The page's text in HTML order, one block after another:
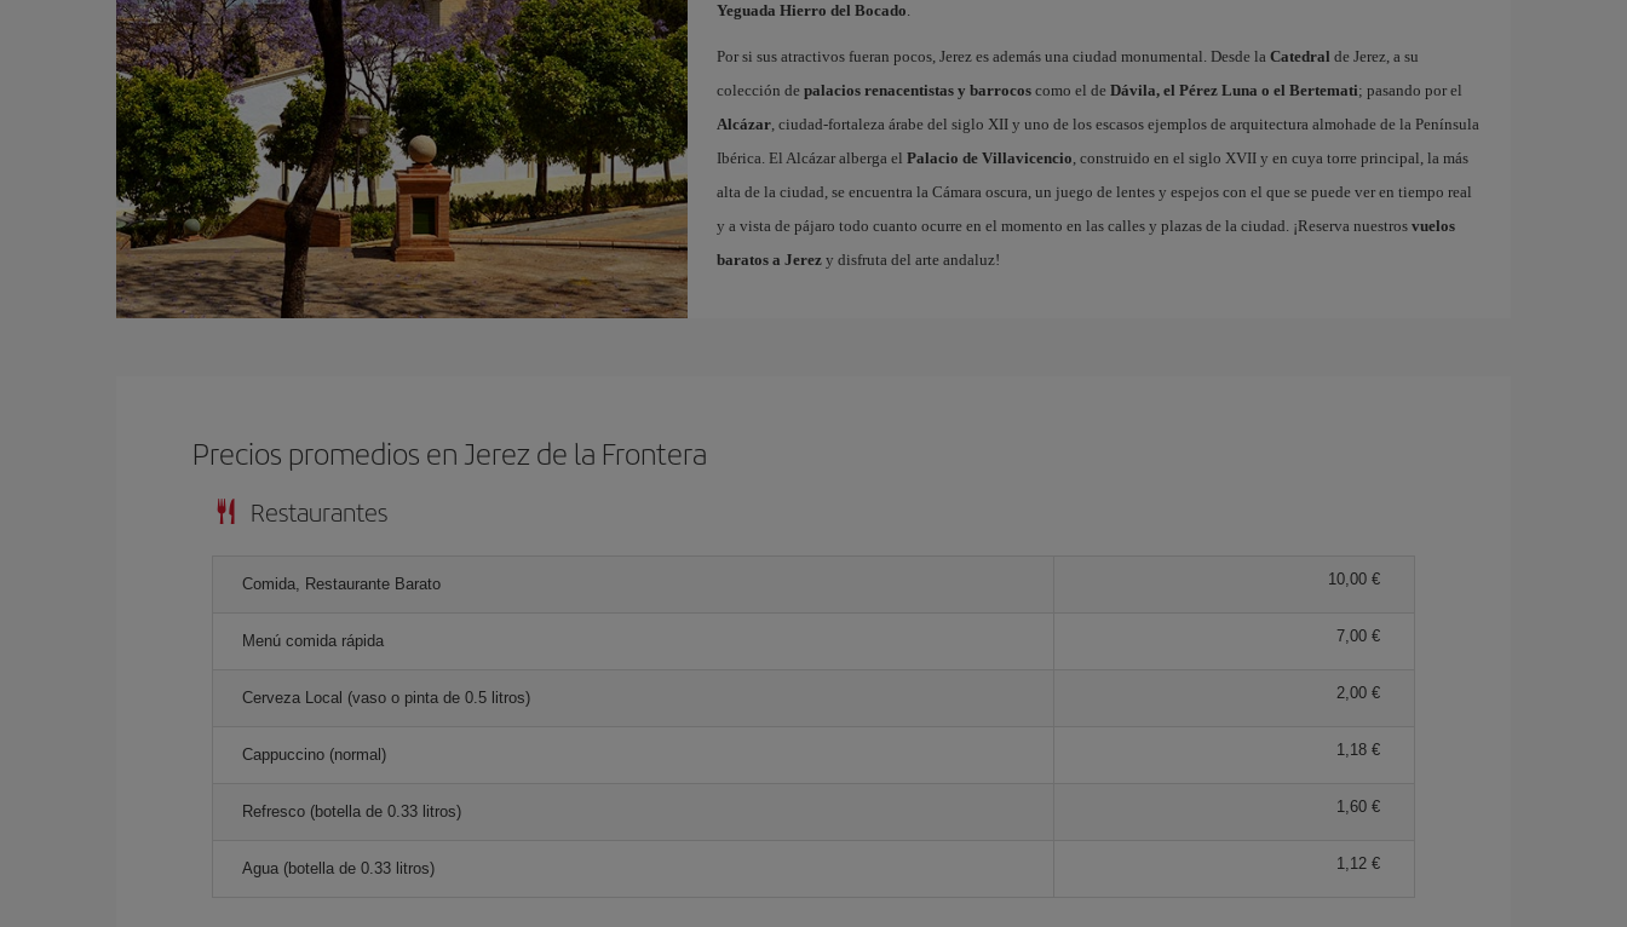
Yeguada Hierro del Bocado.
Por si sus atractivos fueran pocos, Jerez es además una ciudad monumental. Desde la Catedral de Jerez, a su
colección de palacios renacentistas y barrocoscomo el de Dávila, el Pérez Luna o el Bertemati; pasando por el
Alcázar, ciudad-fortaleza árabe del siglo XII y uno de los escasos ejemplos de arquitectura almohade de la Península
Ibérica. El Alcázar alberga el Palacio de Villavicencio, construido en el siglo XVII y en cuya torre principal, la más
alta de la ciudad, se encuentra la Cámara oscura, un juego de lentes y espejos con el que se puede ver en tiempo real
y a vista de pájaro todo cuanto ocurre en el momento en las calles y plazas de la ciudad. ¡Reserva nuestros vuelos
baratos a Jerezy disfruta del arte andaluz!
Precios promedios en Jerez de la Frontera
Restaurantes
Comida, Restaurante Barato 10,00 €
Menú comida rápida 7,00 €
Cerveza Local (vaso o pinta de 0.5 litros) 2,00 €
Cappuccino (normal) 1,18 €
Refresco (botella de 0.33 litros) 1,60 €
Agua (botella de 0.33 litros) 1,12 €